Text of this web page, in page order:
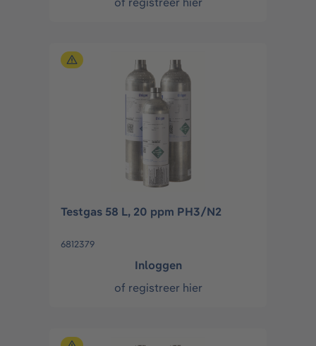
Testgas 58 L, 20 ppm PH3/N2
6812379
Inloggen
of registreer hier